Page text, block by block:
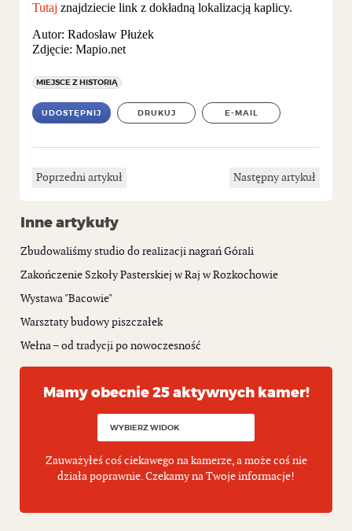
Tutaj znajdziecie link z dokładną lokalizacją kaplicy.
Autor: Radosław Płużek
Zdjęcie: Mapio.net
MIEJSCE Z HISTORIĄ
UDOSTĘPNIJ DRUKUJ E-MAIL
Poprzedni artykuł Następny artykuł
Inne artykuły
Zbudowaliśmy studio do realizacji nagrań Górali
Zakończenie Szkoły Pasterskiej w Raj w Rozkochowie
Wystawa "Bacowie"
Warsztaty budowy piszczałek
Wełna – od tradycji po nowoczesność
Mamy obecnie 25 aktywnych kamer!
Zauważyłeś coś ciekawego na kamerze, a może coś nie
działa poprawnie. Czekamy na Twoje informacje!